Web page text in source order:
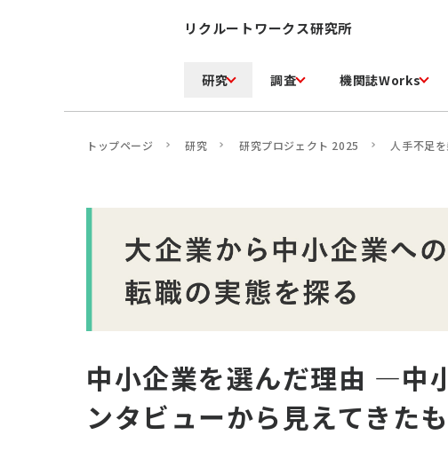
リクルートワークス研究所
研究 調査 機関誌Works
トップページ 研究 研究プロジェクト 2025 人手不足
中小企業を選んだ理由 ―中
ンタビューから見えてきた